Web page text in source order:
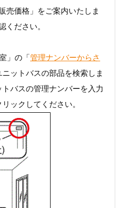
売価格」をご案内いたしま
ください。
」の「 管理ナンバーからさ
ニットバスの部品を検索しま
バスの管理ナンバーを入力
ックしてください。